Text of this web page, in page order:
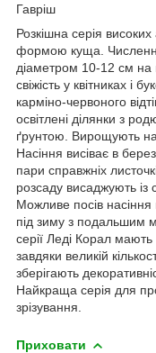
Гавріш
Розкішна серія
формою куща. Численні
діаметром 10-12 см на
свіжість у квітниках і
карміно-червоного
освітлені ділянки з
ґрунтою. Вирощують
Насіння висіває в
пари справжніх
розсаду висаджують із
Можливе посів насіння
під зиму з подальшим
серії Леді Корал мають
завдяки великій
зберігають
Найкраща серія для
зрізування.
Приховати